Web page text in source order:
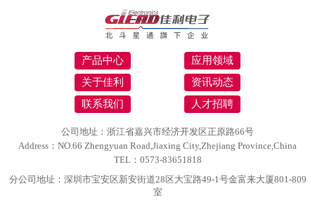
产品中心
应用领域
关于佳利
资讯动态
联系我们
人才招聘
公司地址：浙江省嘉兴市经济开发区正原路66号
Address：NO.66 Zhengyuan Road,Jiaxing City,Zhejiang Province,China
TEL：0573-83651818
分公司地址：深圳市宝安区新安街道28区大宝路49-1号金富来大厦801-809
室